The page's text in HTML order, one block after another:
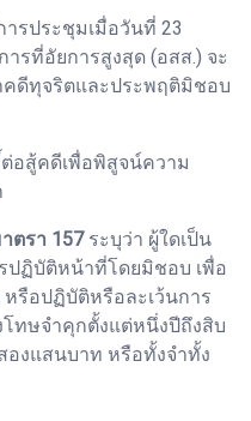
รประชุมเมื่อวันที่ 23
รที่อัยการสูงสุด (อสส.) จะ
ดีทุจริตและประพฤติมิชอบ
อสู้คดีเพื่อพิสูจน์ความ
ตรา 157ระบุว่า ผู้ใดเป็น
ปฏิบัติหน้าที่โดยมิชอบ เพื่อ
รือปฏิบัติหรือละเว้นการ
ทษจำคุกตั้งแต่หนึ่งปีถึงสิบ
งแสนบาท หรือทั้งจำทั้ง